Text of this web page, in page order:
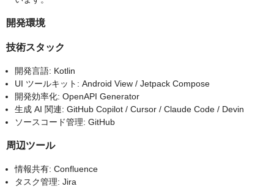
開発環境
技術スタック
開発言語: Kotlin
UI ツールキット: Android View / Jetpack Compose
開発効率化: OpenAPI Generator
生成 AI 関連: GitHub Copilot / Cursor / Claude Code / Devin
ソースコード管理: GitHub
周辺ツール
情報共有: Confluence
タスク管理: Jira